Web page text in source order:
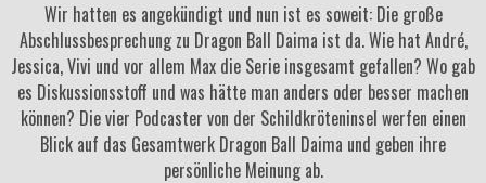
Wir hatten es angekündigt und nun ist es soweit: Die große
Abschlussbesprechung zu Dragon Ball Daima ist da. Wie hat André,
Jessica, Vivi und vor allem Max die Serie insgesamt gefallen? Wo gab
es Diskussionsstoff und was hätte man anders oder besser machen
können? Die vier Podcaster von der Schildkröteninsel werfen einen
Blick auf das Gesamtwerk Dragon Ball Daima und geben ihre
persönliche Meinung ab.